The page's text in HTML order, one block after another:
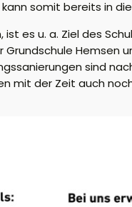
somit bereits in
es u. a. Ziel des
Hemsen
sind
mit der Zeit auch